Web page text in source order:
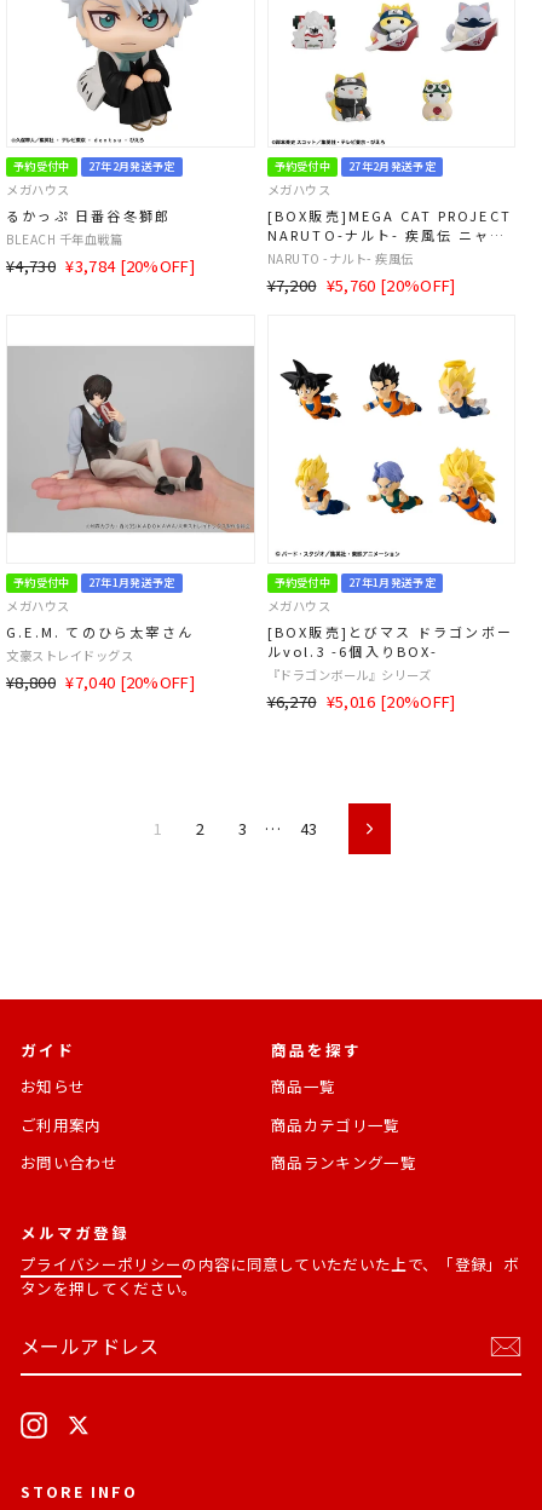
予約受付中 27年2月発送予定
メガハウス
るかっぷ 日番谷冬獅郎
BLEACH 千年血戦篇
通
¥4,730 SALE
¥3,784 [20%OFF]
予約受付中 27年2月発送予定
メガハウス
[BOX販売]MEGA CAT PROJECT
NARUTO-ナルト- 疾風伝 ニャル
ト！ 師弟・絆編 -8個入りBOX-
NARUTO -ナルト- 疾風伝
通
¥7,200 SALE
¥5,760 [20%OFF]
予約受付中 27年1月発送予定
メガハウス
G.E.M. てのひら太宰さん
文豪ストレイドッグス
通
¥8,800 SALE
¥7,040 [20%OFF]
予約受付中 27年1月発送予定
メガハウス
[BOX販売]とびマス ドラゴンボー
ルvol.3 -6個入りBOX-
『ドラゴンボール』シリーズ
通
¥6,270 SALE
¥5,016 [20%OFF]
1 2 3 … 43 次
ガイド
お知らせ
ご利用案内
お問い合わせ
商品を探す
商品一覧
商品カテゴリ一覧
商品ランキング一覧
メルマガ登録
プライバシーポリシーの内容に同意していただいた上で、「登録」ボ
タンを押してください。
ー
レ
ス
読
Instagram
STORE INFO